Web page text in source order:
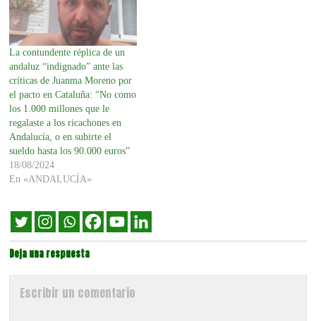
La contundente réplica de un
andaluz “indignado” ante las
críticas de Juanma Moreno por
el pacto en Cataluña: “No como
los 1.000 millones que le
regalaste a los ricachones en
Andalucía, o en subirte el
sueldo hasta los 90.000 euros”
18/08/2024
En «ANDALUCÍA»
Deja una respuesta